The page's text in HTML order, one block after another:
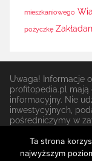
mieszkaniowego
pożyczkę
Uwaga! Informacje
profitopedia.pl mają
informacyjny. Nie
inwestycyjnych,
pośredniczymy w
transakcji lub
angażowania się w
Ta strona
najwyższym